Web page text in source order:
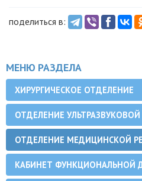
поделиться в:
МЕНЮ РАЗДЕЛА
ХИРУРГИЧЕСКОЕ ОТДЕЛЕНИЕ
ОТДЕЛЕНИЕ
ОТДЕЛЕНИЕ МЕДИЦИНСКОЙ
КАБИНЕТ ФУНКЦИОНАЛЬНОЙ